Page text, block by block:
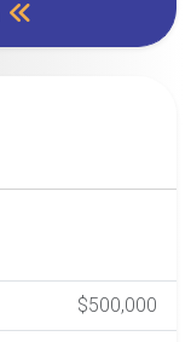
$500,000